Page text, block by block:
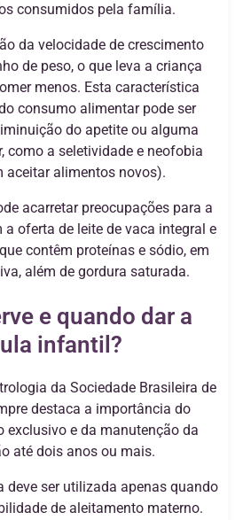
consumidos pela família.
da velocidade de crescimento
de peso, o que leva a criança
menos. Esta característica
consumo alimentar pode ser
do apetite ou alguma
como a seletividade e neofobia
aceitar alimentos novos).
acarretar preocupações para a
oferta de leite de vaca integral e
contêm proteínas e sódio, em
além de gordura saturada.
e quando dar a
infantil?
da Sociedade Brasileira de
destaca a importância do
exclusivo e da manutenção da
até dois anos ou mais.
deve ser utilizada apenas quando
de aleitamento materno.